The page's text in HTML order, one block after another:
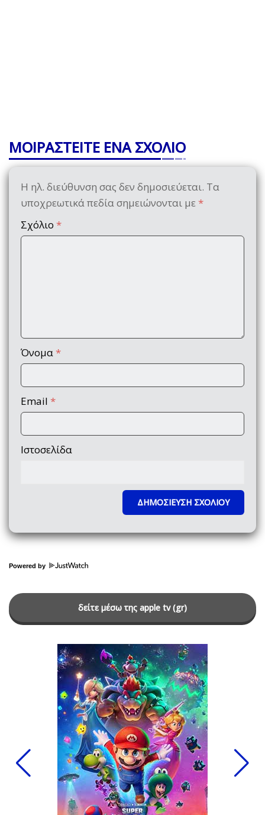
ΜΟΙΡΑΣΤΕΙΤΕ ΕΝΑ ΣΧΟΛΙΟ
Η ηλ. διεύθυνση σας δεν δημοσιεύεται. Τα
υποχρεωτικά πεδία σημειώνονται με *
Σχόλιο *
Όνομα *
Email *
Ιστοσελίδα
Powered by
δείτε μέσω της apple tv (gr)